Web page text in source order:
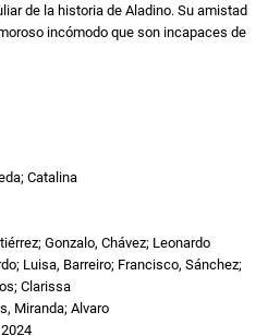
de la historia de Aladino. Su amistad
incómodo que son incapaces de
Catalina
Gonzalo, Chávez; Leonardo
Luisa, Barreiro; Francisco, Sánchez;
Clarissa
Miranda; Alvaro
2024